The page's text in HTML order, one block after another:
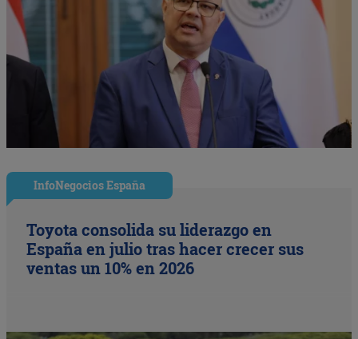
InfoNegocios España
Toyota consolida su liderazgo en
España en julio tras hacer crecer sus
ventas un 10% en 2026